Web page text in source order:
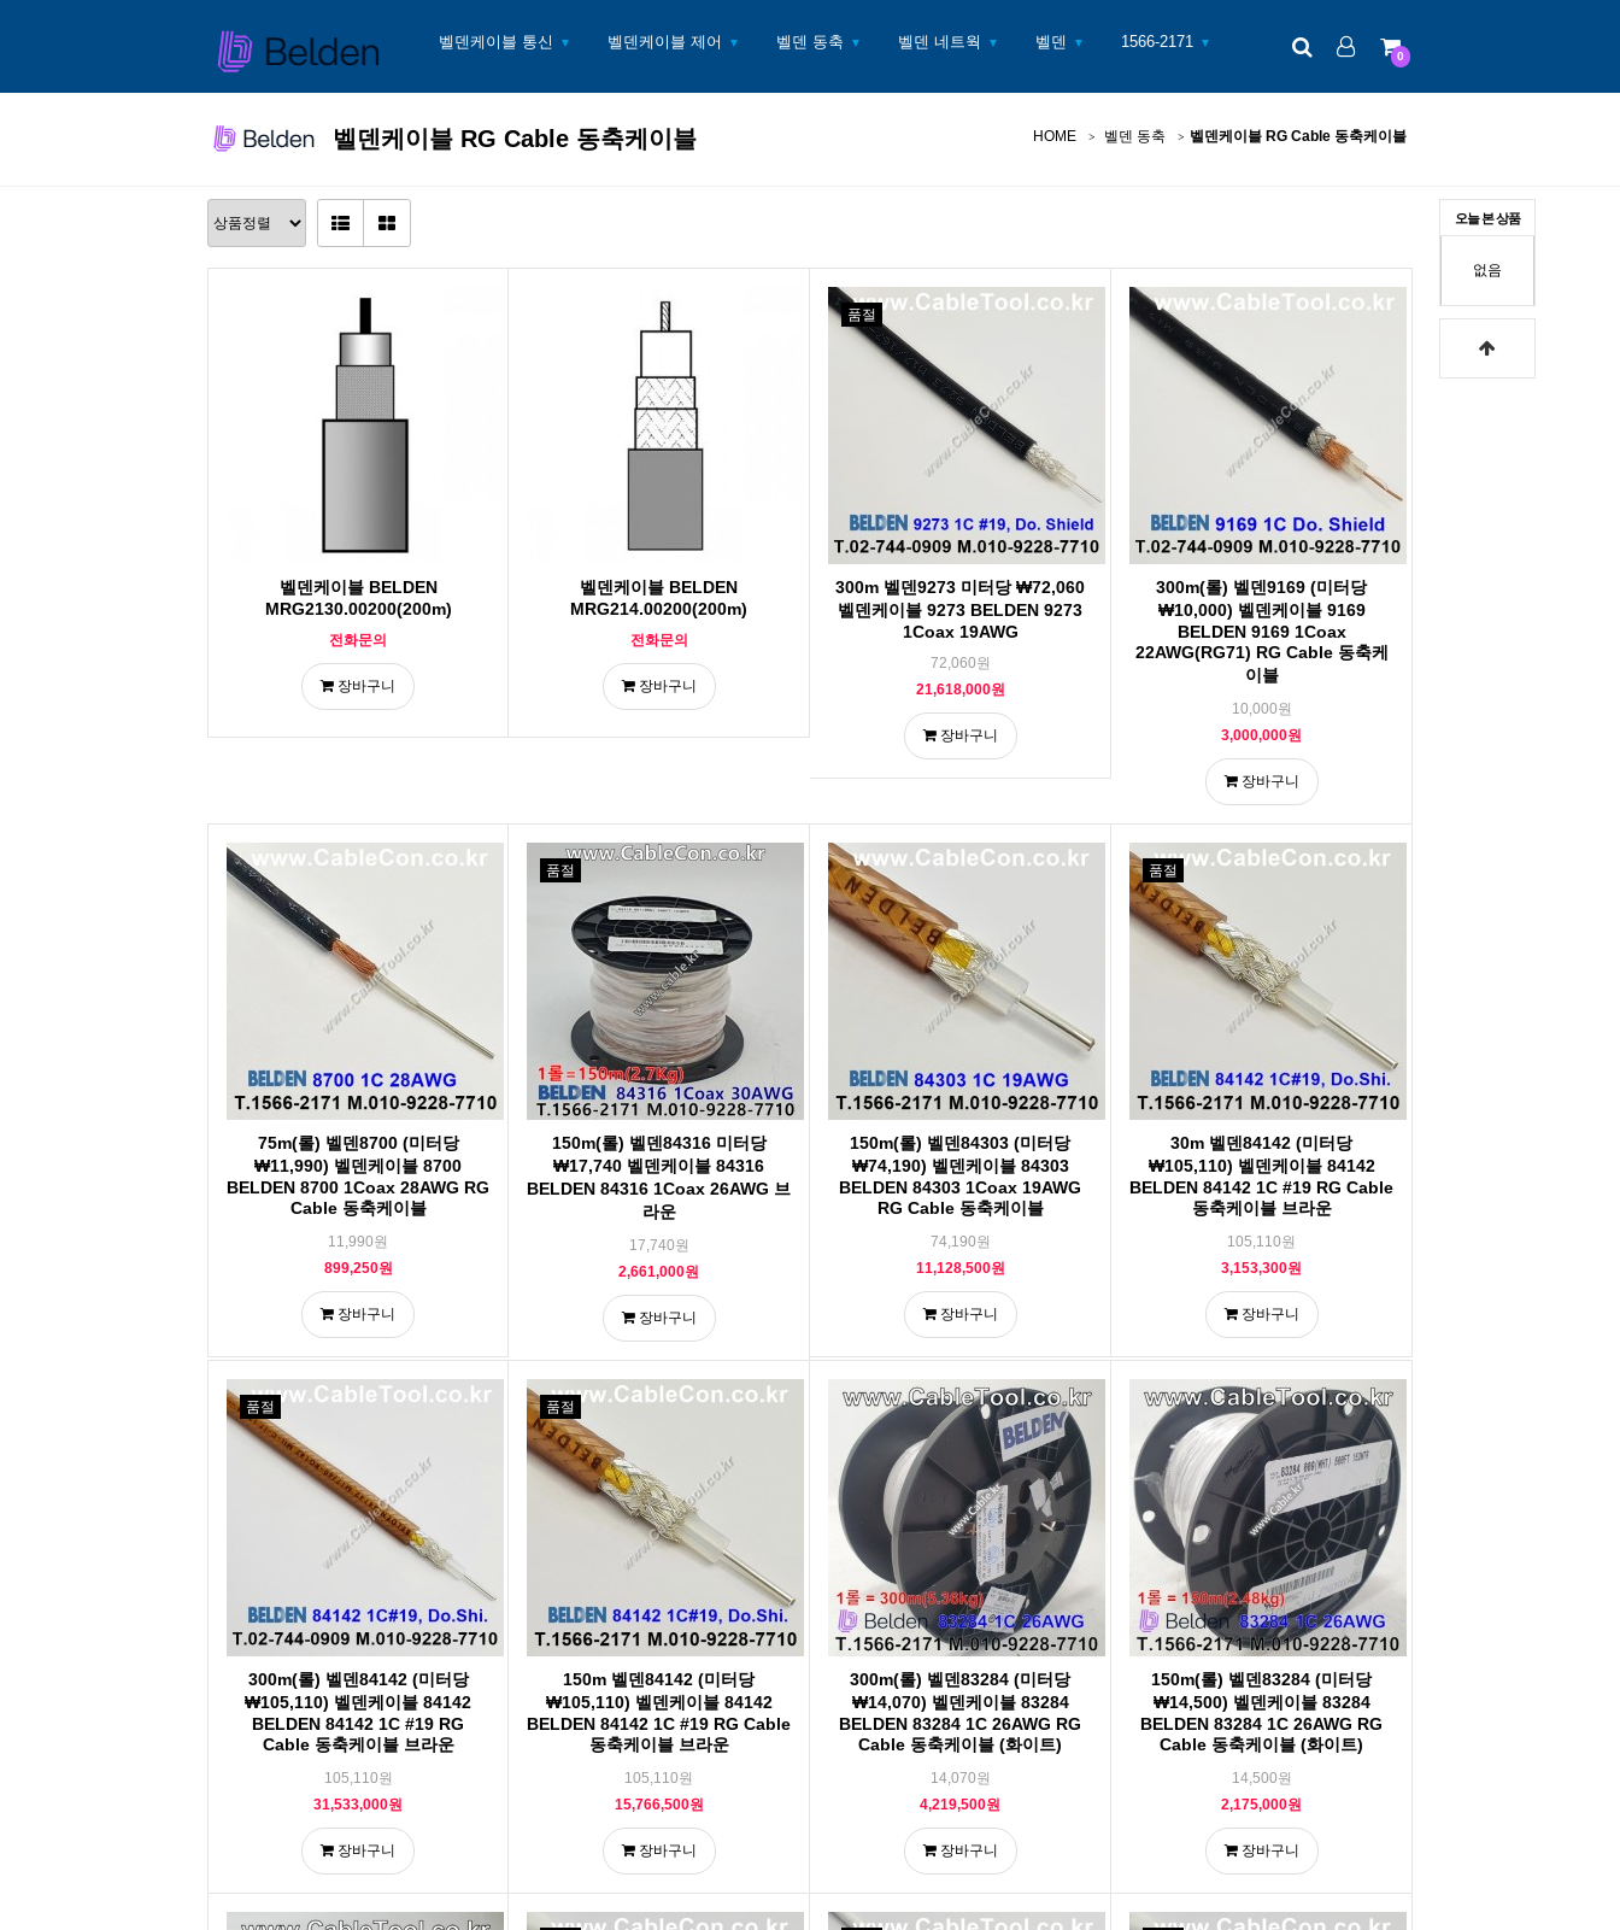
벨덴케이블 통신 ▼ 벨덴케이블 제어 ▼ 벨덴 동축 ▼ 벨덴 네트웍 ▼ 벨덴 ▼ 1566-2171 ▼ 검색 로그인 장바구니
0
벨덴케이블 RG Cable 동축케이블
오늘 본 상품
없음
HOME 벨덴 동축 벨덴케이블 RG Cable 동축케이블
벨덴케이블 BELDEN
MRG2130.00200(200m)
전화문의
장바구니
벨덴케이블 BELDEN
MRG214.00200(200m)
전화문의
장바구니
300m 벨덴9273 미터당 ₩72,060
벨덴케이블 9273 BELDEN 9273
1Coax 19AWG
72,060원
21,618,000원
품절
장바구니
300m(롤) 벨덴9169 (미터당
₩10,000) 벨덴케이블 9169
BELDEN 9169 1Coax
22AWG(RG71) RG Cable 동축케
이블
10,000원
3,000,000원
장바구니
75m(롤) 벨덴8700 (미터당
₩11,990) 벨덴케이블 8700
BELDEN 8700 1Coax 28AWG RG
Cable 동축케이블
11,990원
899,250원
장바구니
150m(롤) 벨덴84316 미터당
₩17,740 벨덴케이블 84316
BELDEN 84316 1Coax 26AWG 브
라운
17,740원
2,661,000원
품절
장바구니
150m(롤) 벨덴84303 (미터당
₩74,190) 벨덴케이블 84303
BELDEN 84303 1Coax 19AWG
RG Cable 동축케이블
74,190원
11,128,500원
장바구니
30m 벨덴84142 (미터당
₩105,110) 벨덴케이블 84142
BELDEN 84142 1C #19 RG Cable
동축케이블 브라운
105,110원
3,153,300원
품절
장바구니
300m(롤) 벨덴84142 (미터당
₩105,110) 벨덴케이블 84142
BELDEN 84142 1C #19 RG
Cable 동축케이블 브라운
105,110원
31,533,000원
품절
장바구니
150m 벨덴84142 (미터당
₩105,110) 벨덴케이블 84142
BELDEN 84142 1C #19 RG Cable
동축케이블 브라운
105,110원
15,766,500원
품절
장바구니
300m(롤) 벨덴83284 (미터당
₩14,070) 벨덴케이블 83284
BELDEN 83284 1C 26AWG RG
Cable 동축케이블 (화이트)
14,070원
4,219,500원
장바구니
150m(롤) 벨덴83284 (미터당
₩14,500) 벨덴케이블 83284
BELDEN 83284 1C 26AWG RG
Cable 동축케이블 (화이트)
14,500원
2,175,000원
장바구니